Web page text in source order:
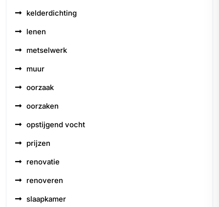
kelderdichting
lenen
metselwerk
muur
oorzaak
oorzaken
opstijgend vocht
prijzen
renovatie
renoveren
slaapkamer